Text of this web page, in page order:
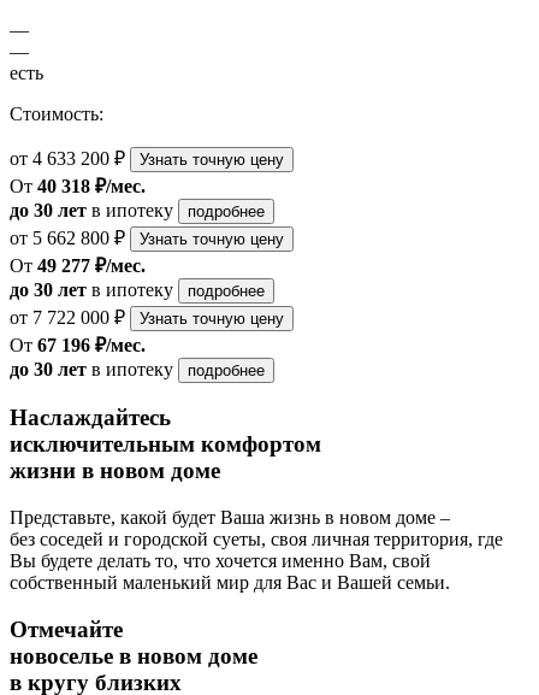
—
—
есть
Стоимость:
от 4 633 200 ₽ Узнать точную цену
От 40 318 ₽/мес.
до 30 лет в ипотеку подробнее
от 5 662 800 ₽ Узнать точную цену
От 49 277 ₽/мес.
до 30 лет в ипотеку подробнее
от 7 722 000 ₽ Узнать точную цену
От 67 196 ₽/мес.
до 30 лет в ипотеку подробнее
Наслаждайтесь
исключительным комфортом
жизни в новом доме
Представьте, какой будет Ваша жизнь в новом доме –
без соседей и городской суеты, своя личная территория, где
Вы будете делать то, что хочется именно Вам, свой
собственный маленький мир для Вас и Вашей семьи.
Отмечайте
новоселье в новом доме
в кругу близких